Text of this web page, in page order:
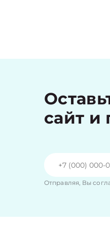
сайт и
Отправляя, Вы